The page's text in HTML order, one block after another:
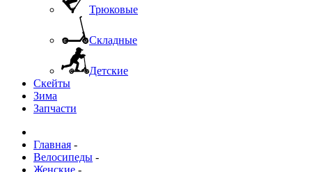
Трюковые
Складные
Детские
Скейты
Зима
Запчасти
Главная -
Велосипеды -
Женские -